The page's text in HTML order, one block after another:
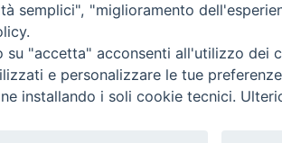
semplici", "miglioramento
su "accetta" acconsenti all'utilizzo dei
e personalizzare le tue
installando i soli cookie tecnici.